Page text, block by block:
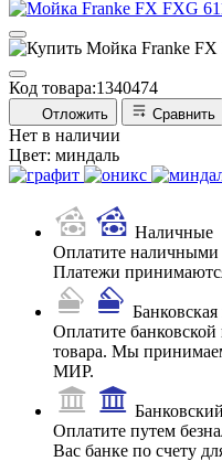
Код товара:1340474
Отложить Сравнить
Нет в наличии
Цвет: миндаль
Наличные
Оплатите наличными
Платежи
Банковская
Оплатите
товара. Мы
МИР.
Оплатите путем
Вас банке по счету